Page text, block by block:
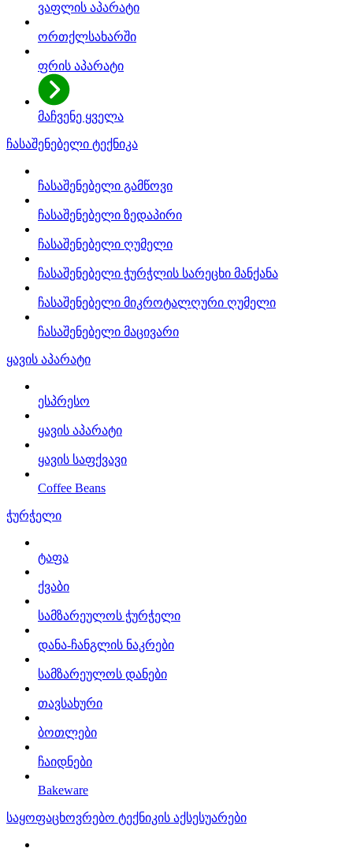
ვაფლის აპარატი
ორთქლსახარში
ფრის აპარატი
მაჩვენე ყველა
ჩასაშენებელი ტექნიკა
ჩასაშენებელი გამწოვი
ჩასაშენებელი ზედაპირი
ჩასაშენებელი ღუმელი
ჩასაშენებელი ჭურჭლის სარეცხი მანქანა
ჩასაშენებელი მიკროტალღური ღუმელი
ჩასაშენებელი მაცივარი
ყავის აპარატი
ესპრესო
ყავის აპარატი
ყავის საფქვავი
Coffee Beans
ჭურჭელი
ტაფა
ქვაბი
სამზარეულოს ჭურჭელი
დანა-ჩანგლის ნაკრები
სამზარეულოს დანები
თავსახური
ბოთლები
ჩაიდნები
Bakeware
საყოფაცხოვრებო ტექნიკის აქსესუარები